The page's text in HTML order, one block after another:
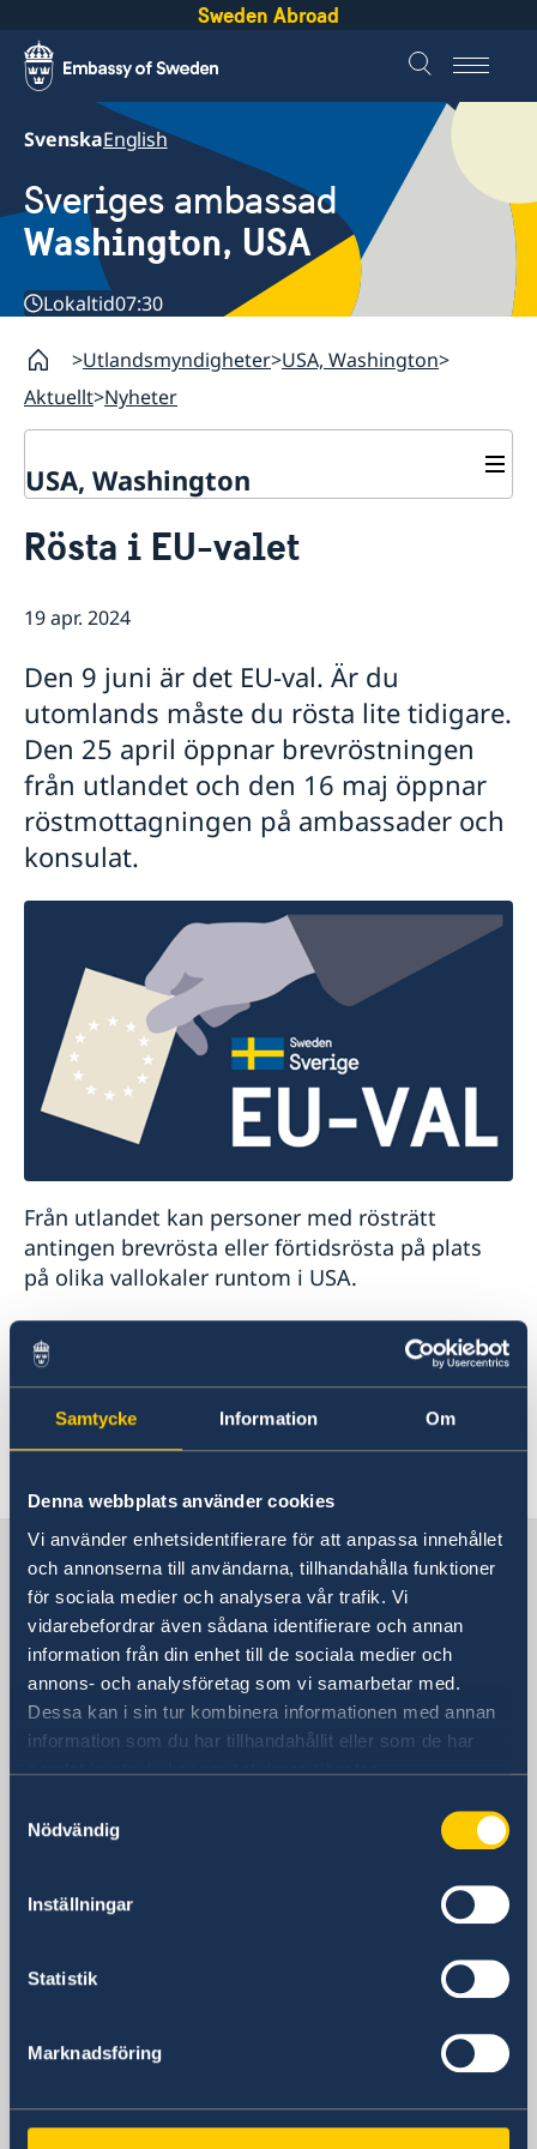
Samtycke Information Om
Denna webbplats använder cookies
Vi använder enhetsidentifierare för att anpassa innehållet
och annonserna till användarna, tillhandahålla funktioner
för sociala medier och analysera vår trafik. Vi
vidarebefordrar även sådana identifierare och annan
information från din enhet till de sociala medier och
annons- och analysföretag som vi samarbetar med.
Dessa kan i sin tur kombinera informationen med annan
information som du har tillhandahållit eller som de har
samlat in när du har använt deras tjänster.
Nödvändig
Inställningar
Statistik
Marknadsföring
Sweden Abroad
SvenskaEnglish
Sveriges ambassad
Washington, USA
Lokaltid07:30
Utlandsmyndigheter USA, Washington
Aktuellt Nyheter
USA, Washington
Om oss
Praktiktjänstgöring
Vi är en resurs för svenska företag
Så kan du få stöd
Svenska företag i USA
Anmäl handelshinder
Främjarverksamhet
Aktuellt
Nyheter
Besök till Vita huset
Rösta i EU-valet
19 apr. 2024
Den 9 juni är det EU-val. Är du
utomlands måste du rösta lite tidigare.
Den 25 april öppnar brevröstningen
från utlandet och den 16 maj öppnar
röstmottagningen på ambassader och
konsulat.
Från utlandet kan personer med rösträtt
antingen brevrösta eller förtidsrösta på plats
på olika vallokaler runtom i USA.
Information om hur du gör för att rösta finns
här
och länk till platser för röstmottagning i
USA finns
Sverige i USA, Washington
Sveriges ambassad
Besöksadress
Embassy of Sweden
2900 K Street, N.W.
Washington, DC 20007
Embassy of Sweden
Washington, DC 20007
+1 202 467 2600
+1 202 467 2699
DC@gov.se
För migrationsfrågor: